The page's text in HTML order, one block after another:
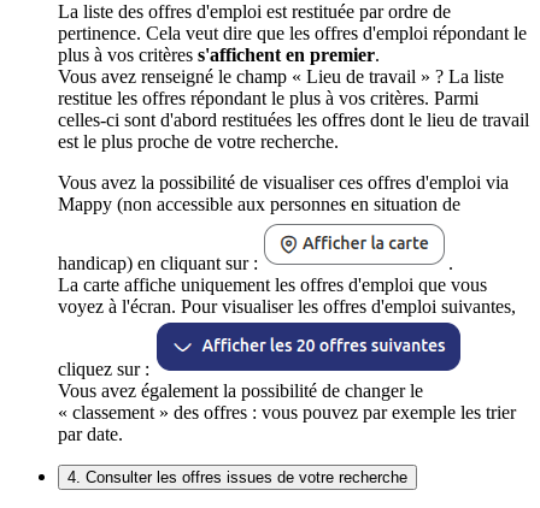
La liste des offres d'emploi est restituée par ordre de
pertinence. Cela veut dire que les offres d'emploi répondant le
plus à vos critères s'affichent en premier.
Vous avez renseigné le champ « Lieu de travail » ? La liste
restitue les offres répondant le plus à vos critères. Parmi
celles-ci sont d'abord restituées les offres dont le lieu de travail
est le plus proche de votre recherche.
Vous avez la possibilité de visualiser ces offres d'emploi via
Mappy (non accessible aux personnes en situation de
handicap) en cliquant sur :
.
La carte affiche uniquement les offres d'emploi que vous
voyez à l'écran. Pour visualiser les offres d'emploi suivantes,
cliquez sur :
Vous avez également la possibilité de changer le
« classement » des offres : vous pouvez par exemple les trier
par date.
4. Consulter les offres issues de votre recherche